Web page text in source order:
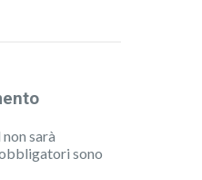
sarà
sono